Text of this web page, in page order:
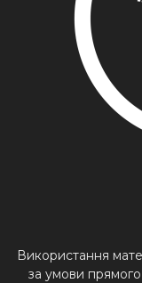
Використання
за умови